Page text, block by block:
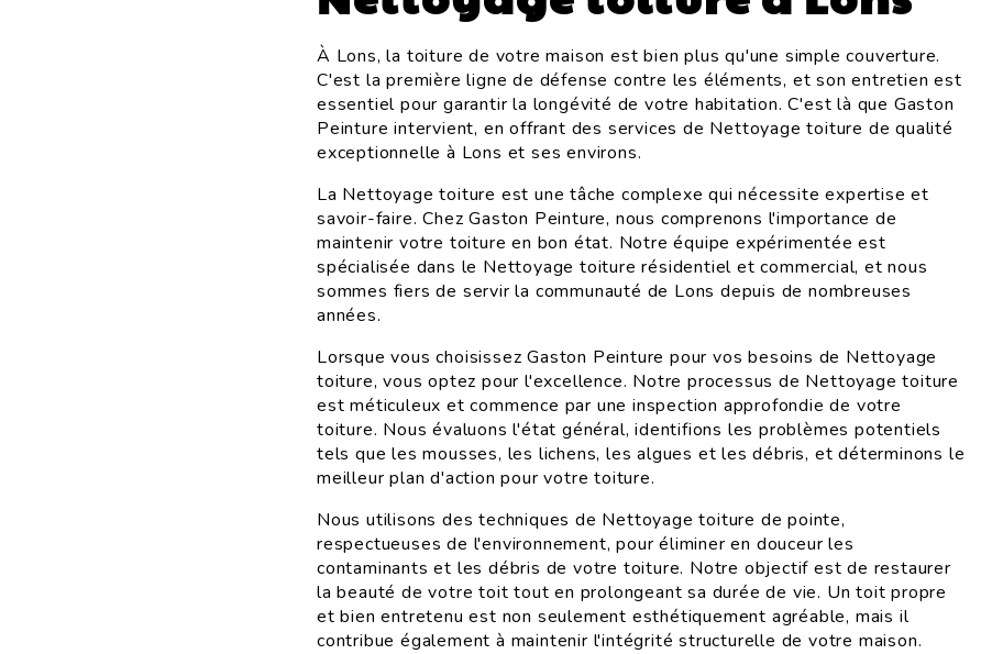
À Lons, la toiture de votre maison est bien plus qu'une simple couverture.
C'est la première ligne de défense contre les éléments, et son entretien est
essentiel pour garantir la longévité de votre habitation. C'est là que Gaston
Peinture intervient, en offrant des services de Nettoyage toiture de qualité
exceptionnelle à Lons et ses environs.
La Nettoyage toiture est une tâche complexe qui nécessite expertise et
savoir-faire. Chez Gaston Peinture, nous comprenons l'importance de
maintenir votre toiture en bon état. Notre équipe expérimentée est
spécialisée dans le Nettoyage toiture résidentiel et commercial, et nous
sommes fiers de servir la communauté de Lons depuis de nombreuses
années.
Lorsque vous choisissez Gaston Peinture pour vos besoins de Nettoyage
toiture, vous optez pour l'excellence. Notre processus de Nettoyage toiture
est méticuleux et commence par une inspection approfondie de votre
toiture. Nous évaluons l'état général, identifions les problèmes potentiels
tels que les mousses, les lichens, les algues et les débris, et déterminons le
meilleur plan d'action pour votre toiture.
Nous utilisons des techniques de Nettoyage toiture de pointe,
respectueuses de l'environnement, pour éliminer en douceur les
contaminants et les débris de votre toiture. Notre objectif est de restaurer
la beauté de votre toit tout en prolongeant sa durée de vie. Un toit propre
et bien entretenu est non seulement esthétiquement agréable, mais il
contribue également à maintenir l'intégrité structurelle de votre maison.